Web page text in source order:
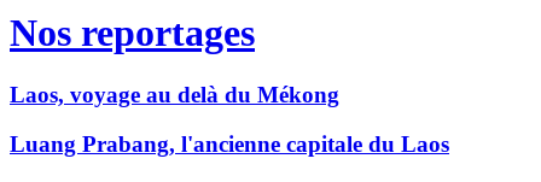
Nos reportages
Laos, voyage au delà du Mékong
Luang Prabang, l'ancienne capitale du Laos